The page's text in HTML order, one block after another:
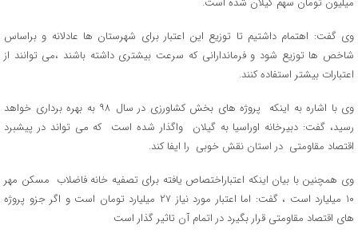
وی گفت: اهتمام داشتیم تا توزیع این اعتبار برای شهرستان ها عادلانه و براساس
شاخص ها توزیع شود و فرماندارانی که سرعت بیشتری داشته باشند ،می توانند از
اعتبارات بیشتر استفاده کنند.
وی با اشاره به اینکه پروژه های بخش کشاورزی در سال ۹۸ به بهره برداری خواهد
رسید، گفت: دبیرخانه اوراسیا به گیلان واگذار شده است که می تواند در پیشبرد
اقتصاد مقاومتی در استان نقش خوبی را ایفا کند.
وی همچنین با بیان اینکه اعتباراختصاص یافته برای تصفیه خانه فاضلاب مسکن مهر
۱۰ میلیارد است ، گفت: اما اعتبار مورد نیاز ۲۷ میلیارد تومان است و اگر جزو پروژه
های اقتصاد مقاومتی قرار بگیرد در اتمام آن تاثیر گذار است